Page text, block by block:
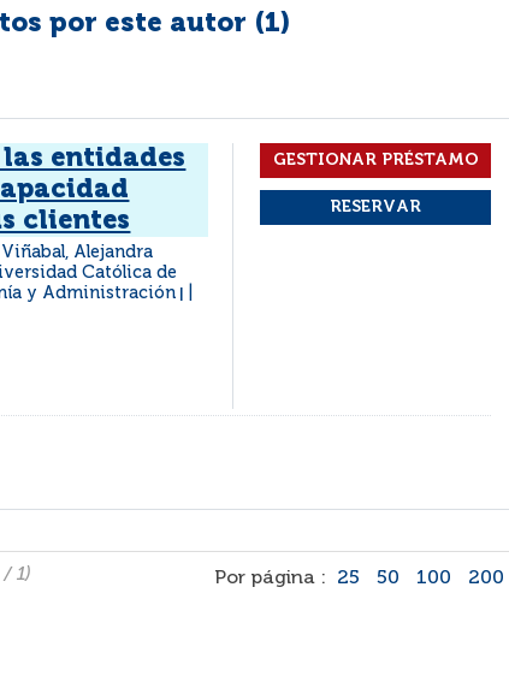
por este autor (1)
entidades
clientes
Alejandra
Católica de
y Administración
/ 1) Por página : 25 50 100 200